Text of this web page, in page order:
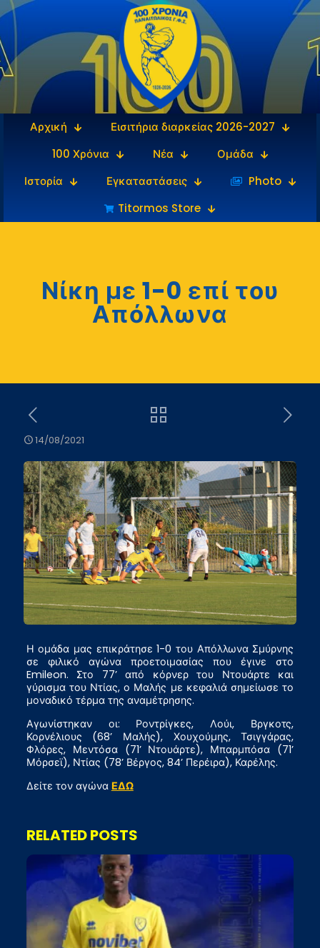
Αρχική
Εισιτήρια διαρκείας 2026-2027
100 Χρόνια
Νέα
Ομάδα
Ιστορία
Εγκαταστάσεις
‎‏‏‎ ‎Photo
Titormos Store
Νίκη με 1-0 επί του
Απόλλωνα
14/08/2021
Η ομάδα μας επικράτησε 1-0 του Απόλλωνα Σμύρνης
σε φιλικό αγώνα προετοιμασίας που έγινε στο
Emileon. Στο 77’ από κόρνερ του Ντουάρτε και
γύρισμα του Ντίας, ο Μαλής με κεφαλιά σημείωσε το
μοναδικό τέρμα της αναμέτρησης.
Αγωνίστηκαν οι: Ροντρίγκες, Λούι, Βργκοτς,
Κορνέλιους (68’ Μαλής), Χουχούμης, Τσιγγάρας,
Φλόρες, Μεντόσα (71’ Ντουάρτε), Μπαρμπόσα (71’
Μόρσεϊ), Ντίας (78’ Βέργος, 84’ Περέιρα), Καρέλης.
Δείτε τον αγώνα ΕΔΩ
RELATED POSTS